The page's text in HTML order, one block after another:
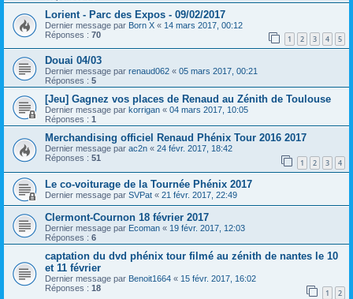
Lorient - Parc des Expos - 09/02/2017
Dernier message par Born X « 14 mars 2017, 00:12
Réponses : 70 1 2 3 4 5
Douai 04/03
Dernier message par renaud062 « 05 mars 2017, 00:21
Réponses : 5
[Jeu] Gagnez vos places de Renaud au Zénith de Toulouse
Dernier message par korrigan « 04 mars 2017, 10:05
Réponses : 1
Merchandising officiel Renaud Phénix Tour 2016 2017
Dernier message par ac2n « 24 févr. 2017, 18:42
Réponses : 51 1 2 3 4
Le co-voiturage de la Tournée Phénix 2017
Dernier message par SVPat « 21 févr. 2017, 22:49
Clermont-Cournon 18 février 2017
Dernier message par Ecoman « 19 févr. 2017, 12:03
Réponses : 6
captation du dvd phénix tour filmé au zénith de nantes le 10
et 11 février
Dernier message par Benoit1664 « 15 févr. 2017, 16:02
Réponses : 18 1 2